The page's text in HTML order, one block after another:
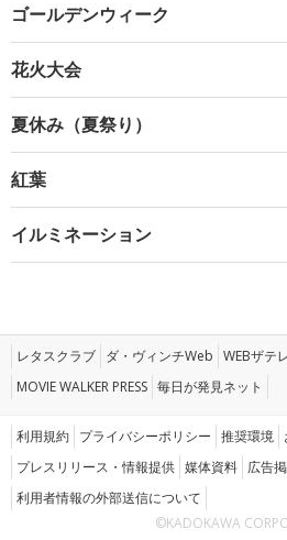
ゴールデンウィーク
花火大会
夏休み（夏祭り）
紅葉
イルミネーション
レタスクラブ ダ・ヴィンチWeb WEBザテ
MOVIE WALKER PRESS 毎日が発見ネット
利用規約 プライバシーポリシー 推奨環境
プレスリリース・情報提供 媒体資料 広告
利用者情報の外部送信について
©KADOKAWA